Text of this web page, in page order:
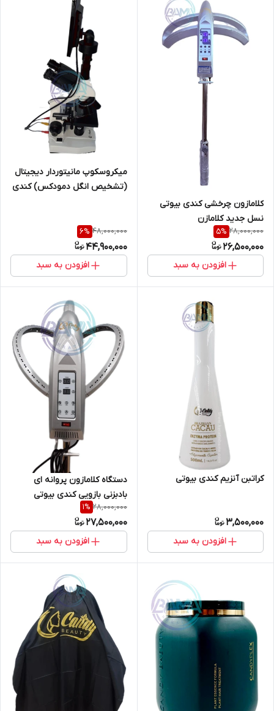
کلامازون چرخشی کندی بیوتی
نسل جدید کلامازن
28,000,000
5%
26,500,000
افزودن به سبد
میکروسکوپ مانیتوردار دیجیتال
(تشخیص انگل دمودکس) کندی
48,000,000
6%
44,900,000
افزودن به سبد
کراتبن آنزیم کندی بیوتی
3,500,000
افزودن به سبد
دستگاه کلامازون پروانه ای
بادبزنی بازویی کندی بیوتی
(سفید)
28,000,000
1%
27,500,000
افزودن به سبد